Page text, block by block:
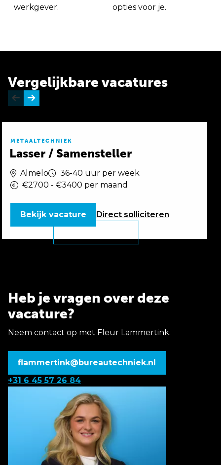
werkgever.
opties voor je.
Vergelijkbare vacatures
METAALTECHNIEK
Lasser / Samensteller
Almelo
36-40 uur per week
€2700 - €3400 per maand
Direct solliciteren
Bekijk vacature
Heb je vragen over deze
vacature?
Neem contact op met Fleur Lammertink.
flammertink@bureautechniek.nl
+31 6 45 57 26 84